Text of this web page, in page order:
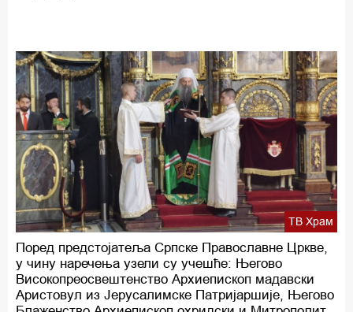
ТВ Храм
Поред предстојатеља Српске Православне Цркве,
у чину наречења узели су учешће: Његово
Високопреосвештенство Архиепископ мадавски
Аристовул из Јерусалимске Патријаршије, Његово